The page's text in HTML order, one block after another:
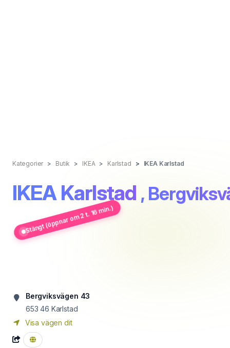
Kategorier Butik IKEA Karlstad IKEA Karlstad
IKEA Karlstad ,
Stängt (öppnar om 2 t. 16 min.)
Bergviksvägen 43
653 46 Karlstad
Visa vägen dit